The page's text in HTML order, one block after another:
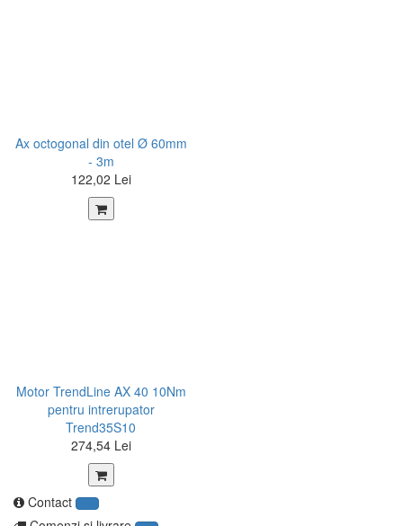
Ax octogonal din otel Ø 60mm
- 3m
122,02 Lei
Motor TrendLine AX 40 10Nm
pentru intrerupator
Trend35S10
274,54 Lei
Contact